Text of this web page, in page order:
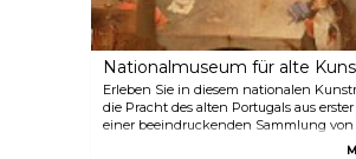
Nationalmuseum für alte
Erleben Sie in diesem nationalen
die Pracht des alten Portugals aus
einer beeindruckenden Sammlung von
Skulpturen, Keramiken, Textilien,